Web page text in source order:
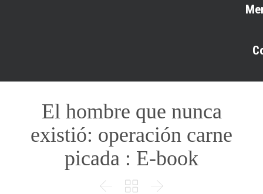
El hombre que nunca
existió: operación carne
picada : E-book
  